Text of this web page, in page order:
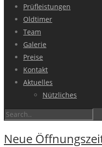
Prüfleistungen
Oldtimer
Team
Galerie
Preise
Kontakt
Aktuelles
Nützliches
Neue